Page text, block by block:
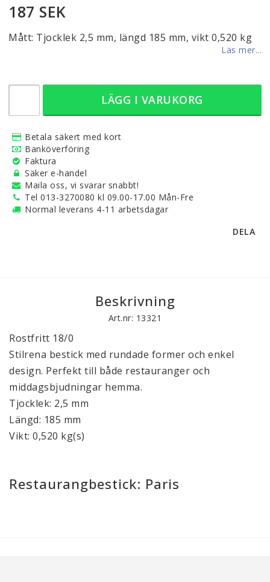
187 SEK
Mått: Tjocklek 2,5 mm, längd 185 mm, vikt 0,520 kg
Läs mer...
LÄGG I VARUKORG
Betala säkert med kort
Banköverföring
Faktura
Säker e-handel
Maila oss, vi svarar snabbt!
Tel 013-3270080 kl 09.00-17.00 Mån-Fre
Normal leverans 4-11 arbetsdagar
DELA
Beskrivning
Art.nr: 13321
Rostfritt 18/0
Stilrena bestick med rundade former och enkel
design. Perfekt till både restauranger och
middagsbjudningar hemma.
Tjocklek: 2,5 mm
Längd: 185 mm
Vikt: 0,520 kg(s)
Restaurangbestick: Paris